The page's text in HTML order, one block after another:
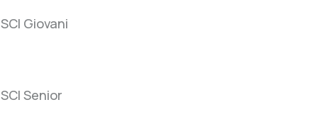
SCI
SCI Giovani
SCI
SCI Senior